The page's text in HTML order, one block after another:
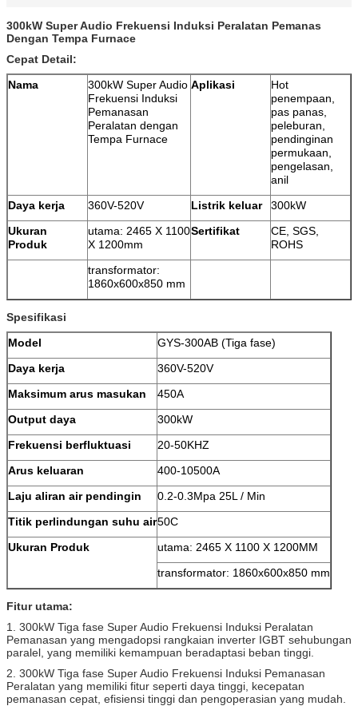
300kW Super Audio Frekuensi Induksi Peralatan Pemanas
Dengan Tempa Furnace
Cepat Detail:
Nama
300kW Super Audio
Frekuensi Induksi
Pemanasan
Peralatan dengan
Tempa Furnace
Aplikasi
Hot
penempaan,
pas panas,
peleburan,
pendinginan
permukaan,
pengelasan,
anil
Daya kerja
360V-520V Listrik keluar
300kW
Ukuran
Produk
utama: 2465 X 1100
X 1200mm
Sertifikat
CE, SGS,
ROHS
transformator:
1860x600x850 mm
Spesifikasi
Model
GYS-300AB (Tiga fase)
Daya kerja
360V-520V
Maksimum arus masukan
450A
Output daya
300kW
Frekuensi berfluktuasi
20-50KHZ
Arus keluaran
400-10500A
Laju aliran air pendingin
0.2-0.3Mpa 25L / Min
Titik perlindungan suhu air50C
Ukuran Produk
utama: 2465 X 1100 X 1200MM
transformator: 1860x600x850 mm
Fitur utama:
1. 300kW Tiga fase Super Audio Frekuensi Induksi Peralatan
Pemanasan yang mengadopsi rangkaian inverter IGBT sehubungan
paralel, yang memiliki kemampuan beradaptasi beban tinggi.
2. 300kW Tiga fase Super Audio Frekuensi Induksi Pemanasan
Peralatan yang memiliki fitur seperti daya tinggi, kecepatan
pemanasan cepat, efisiensi tinggi dan pengoperasian yang mudah.